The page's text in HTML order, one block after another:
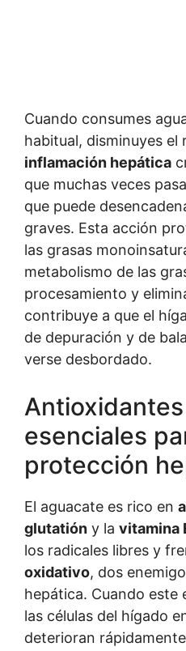
Cuando consumes
habitual, disminuyes el
inflamación hepática
que muchas veces
que puede
graves. Esta acción
las grasas
metabolismo de las
procesamiento y
contribuye a que el
de depuración y de
verse desbordado.
esenciales
protección
El aguacate es rico en
glutatión y la vitamina
los radicales libres y
oxidativo, dos
hepática. Cuando este
las células del hígado
deterioran